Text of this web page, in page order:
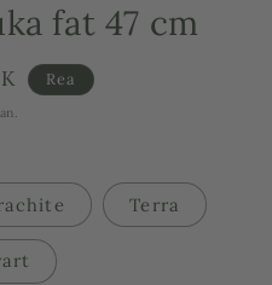
fat 47 cm
Rea
Terra